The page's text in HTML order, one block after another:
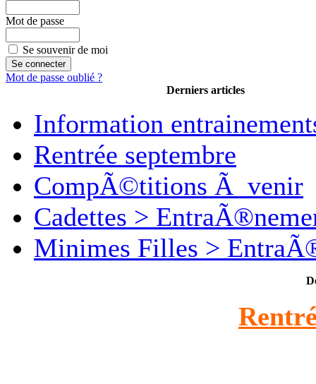
Mot de passe
Se souvenir de moi
Mot de passe oublié ?
Derniers articles
Information
Rentrée septembre
CompÃ©titions Ã venir
Cadettes >
Minimes Filles >